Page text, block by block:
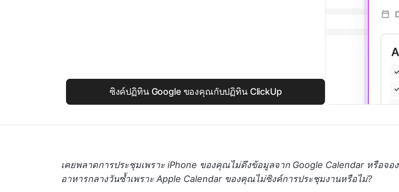
ซิงค์ปฏิทิน Google ของคุณกับปฏิทิน ClickUp
เคยพลาดการประชุมเพราะ iPhone ของคุณไม่ดึงข้อมูลจาก Google Calendar หรือจอง
อาหารกลางวันซ้ำเพราะ Apple Calendar ของคุณไม่ซิงค์การประชุมงานหรือไม่?